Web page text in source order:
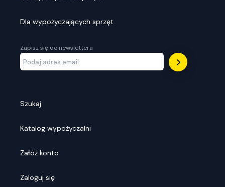
Dla wypożyczających sprzęt
Zapisz się do newslettera
Szukaj
Katalog wypożyczalni
Załóż konto
Zaloguj się